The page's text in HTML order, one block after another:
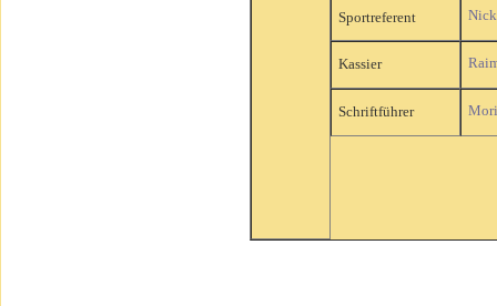
Sportreferent
Kassier
Schriftführer